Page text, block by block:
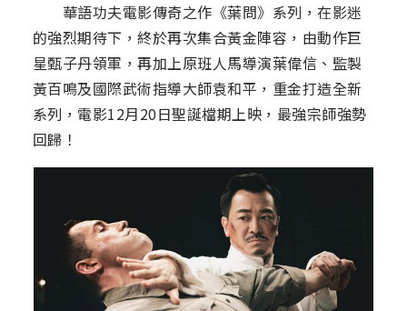
華語功夫電影傳奇之作《葉問》系列，在影迷
的強烈期待下，終於再次集合黃金陣容，由動作巨
星甄子丹領軍，再加上原班人馬導演葉偉信、監製
黃百鳴及國際武術指導大師袁和平，重金打造全新
系列，電影12月20日聖誕檔期上映，最強宗師強勢
回歸！